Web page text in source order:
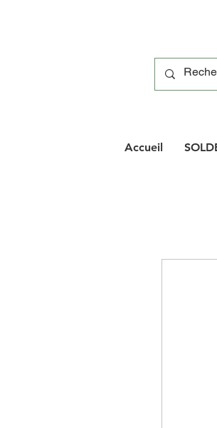
Accueil